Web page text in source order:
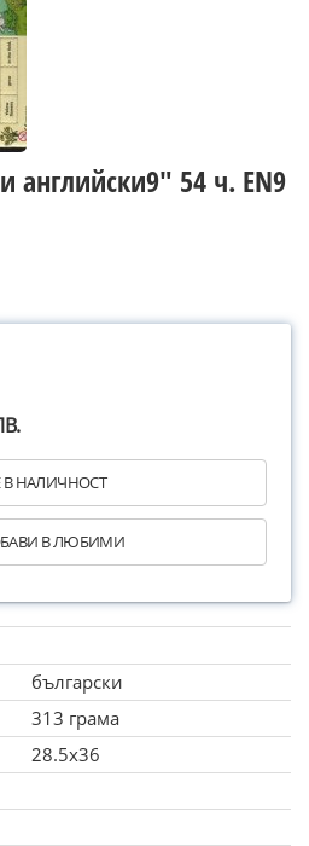
английски9" 54 ч. EN9
В НАЛИЧНОСТ
В ЛЮБИМИ
български
313 грама
28.5x36